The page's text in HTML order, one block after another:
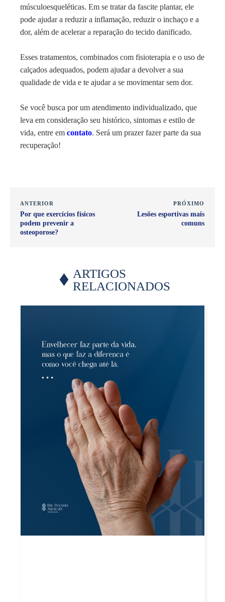
músculoesqueléticas. Em se tratar da fascite plantar, ele
pode ajudar a reduzir a inflamação, reduzir o inchaço e a
dor, além de acelerar a reparação do tecido danificado.
Esses tratamentos, combinados com fisioterapia e o uso de
calçados adequados, podem ajudar a devolver a sua
qualidade de vida e te ajudar a se movimentar sem dor.
Se você busca por um atendimento individualizado, que
leva em consideração seu histórico, sintomas e estilo de
vida, entre em contato. Será um prazer fazer parte da sua
recuperação!
ANTERIOR
Por que exercícios físicos
podem prevenir a
osteoporose?
PRÓXIMO
Lesões esportivas mais
comuns
ARTIGOS
RELACIONADOS